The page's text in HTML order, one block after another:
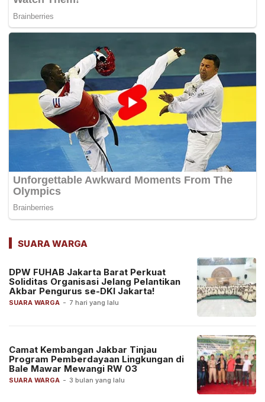
SUARA WARGA
SUARA WARGA - 7 hari yang lalu
DPW FUHAB Jakarta Barat Perkuat
Soliditas Organisasi Jelang Pelantikan
Akbar Pengurus se-DKI Jakarta!
SUARA WARGA - 3 bulan yang lalu
Camat Kembangan Jakbar Tinjau
Program Pemberdayaan Lingkungan di
Bale Mawar Mewangi RW 03